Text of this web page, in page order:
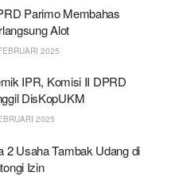
Parimo Membahas
Alot
2025
IPR, Komisi II DPRD
DisKopUKM
2025
2 Usaha Tambak Udang di
Izin